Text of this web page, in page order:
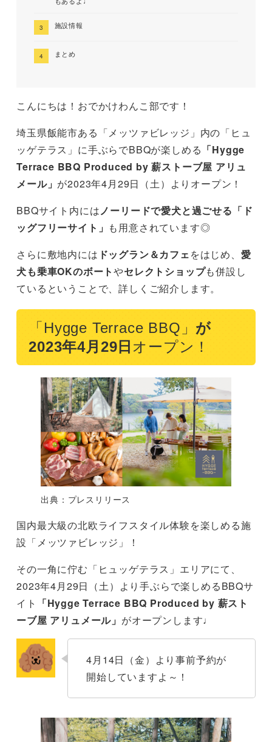
施設情報
まとめ
こんにちは！おでかけわんこ部です！
埼玉県飯能市ある「メッツァビレッジ」内の「ヒュ
ッゲテラス」に手ぶらでBBQが楽しめる 「Hygge
Terrace BBQ Produced by 薪ストーブ屋 アリュ
メール」 が2023年4月29日（土）よりオープン！
BBQサイト内には ノーリードで愛犬と過ごせる「ド
ッグフリーサイト」 も用意されています◎
さらに敷地内には ドッグラン＆カフェをはじめ、 愛
犬も乗車OKのボートやセレクトショップも併設し
ているということで、詳しくご紹介します。
「Hygge Terrace BBQ」 が
2023年4月29日 オープン！
出典：プレスリリース
国内最大級の北欧ライフスタイル体験を楽しめる施
設「メッツァビレッジ」！
その一角に佇む「ヒュッゲテラス」エリアにて、
2023年4月29日（土）より手ぶらで楽しめるBBQサ
イト
「Hygge Terrace BBQ Produced by 薪スト
ーブ屋 アリュメール」 がオープンします♩
4月14日（金）より事前予約が
開始していますよ～！